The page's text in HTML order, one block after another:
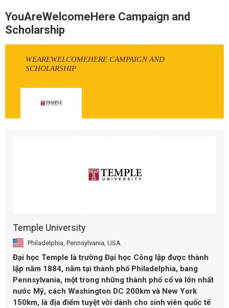
YouAreWelcomeHere Campaign and
Scholarship
WEAREWELCOMEHERE CAMPAIGN AND
SCHOLARSHIP
Temple University
Philadelphia, Pennsylvania, USA
Đại học Temple là trường Đại học Công lập được thành
lập năm 1884, nằm tại thành phố Philadelphia, bang
Pennsylvania, một trong những thành phố cổ và lớn nhất
nước Mỹ, cách Washington DC 200km và New York
150km, là địa điểm tuyệt vời dành cho sinh viên quốc tế